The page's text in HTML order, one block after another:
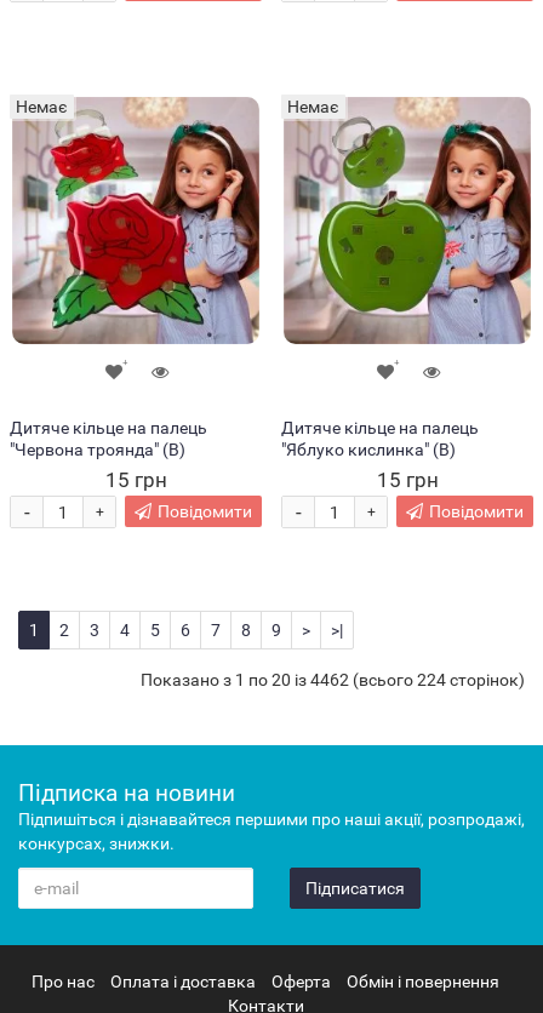
Немає
Дитяче кільце на палець
"Червона троянда" (В)
15 грн
+
- Повідомити
Немає
Дитяче кільце на палець
"Яблуко кислинка" (В)
15 грн
+
- Повідомити
1 2 3 4 5 6 7 8 9 > >|
Показано з 1 по 20 із 4462 (всього 224 сторінок)
Підписка на новини
Підпишіться і дізнавайтеся першими про наші акції, розпродажі,
конкурсах, знижки.
Підписатися
Про нас Оплата і доставка Оферта
Обмін і повернення
Контакти